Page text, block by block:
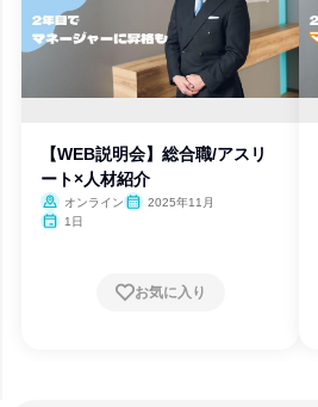
【WEB説明会】総合職/アスリ
ート×人材紹介
オンライン
2025年11月
1日
お気に入り